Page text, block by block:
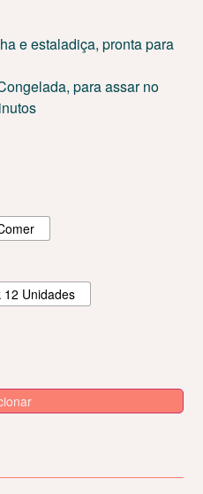
e estaladiça, pronta para
para assar no
12 Unidades